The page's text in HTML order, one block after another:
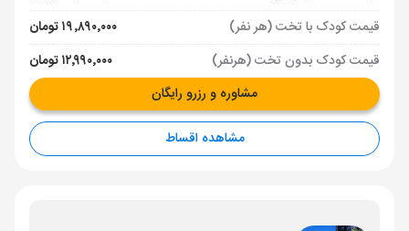
قیمت کودک با تخت (هر نفر)
۱۹٬۸۹۰٬۰۰۰ تومان
قیمت کودک بدون تخت (هرنفر)
۱۲٬۹۹۰٬۰۰۰ تومان
مشاوره و رزرو رایگان
مشاهده اقساط